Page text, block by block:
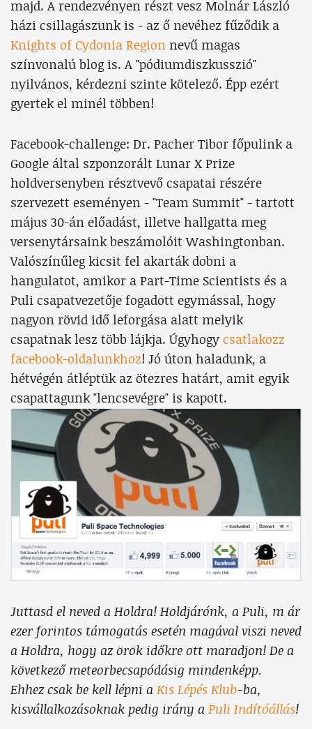
majd. A rendezvényen részt vesz Molnár László
házi csillagászunk is - az ő nevéhez fűződik a
Knights of Cydonia Region nevű magas
színvonalú blog is. A "pódiumdiszkusszió"
nyilvános, kérdezni szinte kötelező. Épp ezért
gyertek el minél többen!
Facebook-challenge: Dr. Pacher Tibor főpulink a
Google által szponzorált Lunar X Prize
holdversenyben résztvevő csapatai részére
szervezett eseményen - "Team Summit" - tartott
május 30-án előadást, illetve hallgatta meg
versenytársaink beszámolóit Washingtonban.
Valószínűleg kicsit fel akarták dobni a
hangulatot, amikor a Part-Time Scientists és a
Puli csapatvezetője fogadott egymással, hogy
nagyon rövid idő leforgása alatt melyik
csapatnak lesz több lájkja. Úgyhogy csatlakozz
facebook-oldalunkhoz! Jó úton haladunk, a
hétvégén átléptük az ötezres határt, amit egyik
csapattagunk "lencsevégre" is kapott.
Juttasd el neved a Holdra! Holdjárónk, a Puli, m ár
ezer forintos támogatás esetén magával viszi neved
a Holdra, hogy az örök időkre ott maradjon! De a
következő meteorbecsapódásig mindenképp.
Ehhez csak be kell lépni a Kis Lépés Klub-ba,
kisvállalkozásoknak pedig irány a Puli Indítóállás!